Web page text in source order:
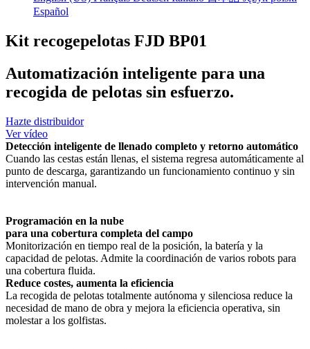
Español
Kit recogepelotas FJD BP01
Automatización inteligente para una
recogida de pelotas sin esfuerzo.
Hazte distribuidor
Ver vídeo
Detección inteligente de llenado completo y retorno automático
Cuando las cestas están llenas, el sistema regresa automáticamente al
punto de descarga, garantizando un funcionamiento continuo y sin
intervención manual.
Programación en la nube
para una cobertura completa del campo
Monitorización en tiempo real de la posición, la batería y la
capacidad de pelotas. Admite la coordinación de varios robots para
una cobertura fluida.
Reduce costes, aumenta la eficiencia
La recogida de pelotas totalmente autónoma y silenciosa reduce la
necesidad de mano de obra y mejora la eficiencia operativa, sin
molestar a los golfistas.